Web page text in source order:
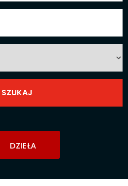
DZIEŁA